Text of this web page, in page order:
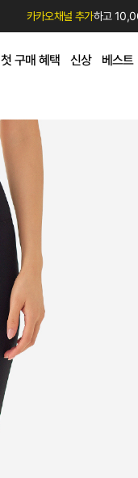
카카오채널 추가하고
첫 구매 혜택 신상 베스트